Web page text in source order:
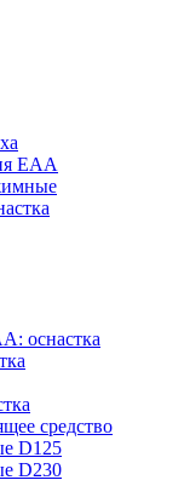
EAA
оснастка
средство
D125
D230